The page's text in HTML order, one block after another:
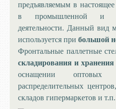
предъявляемым в
в промышленной и
деятельности. Данный вид
используется при большой
Фронтальные паллетные
складирования и хранения
оснащении оптовых
распределительных
складов гипермаркетов и т.п.